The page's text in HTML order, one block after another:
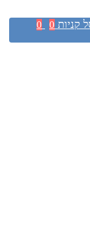
קניות 0
0